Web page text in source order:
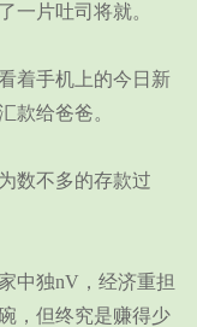
一片吐司将就。
着手机上的今日新
款给爸爸。
数不多的存款过
独nV，经济重担
，但终究是赚得少